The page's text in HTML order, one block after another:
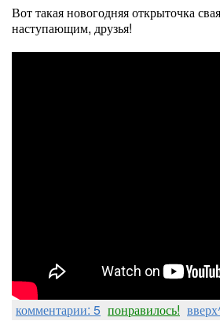
Вот такая новогодняя открыточка
наступающим, друзья!
комментарии: 5 понравилось!